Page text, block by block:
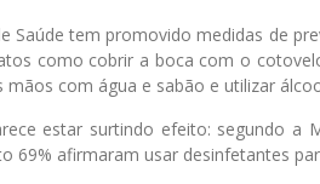
Saúde tem promovido medidas de
como cobrir a boca com o
com água e sabão e utilizar
estar surtindo efeito: segundo a
69% afirmaram usar desinfetantes